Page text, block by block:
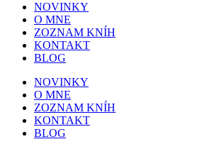
NOVINKY
O MNE
ZOZNAM KNÍH
KONTAKT
BLOG
NOVINKY
O MNE
ZOZNAM KNÍH
KONTAKT
BLOG